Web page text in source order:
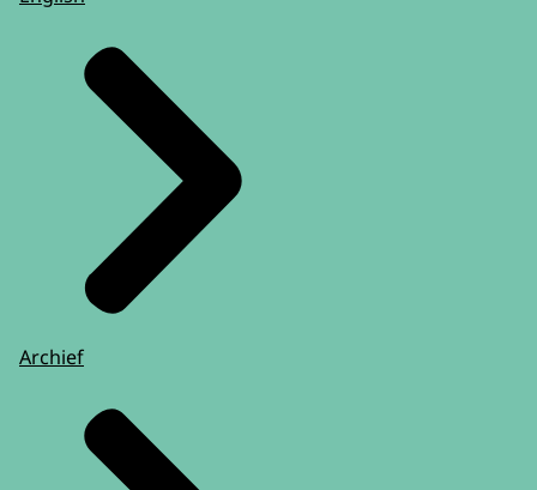
Archief